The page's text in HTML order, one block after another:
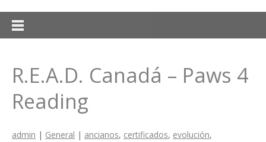
R.E.A.D. Canadá – Paws 4
Reading
admin | General | ancianos, certificados, evolución,